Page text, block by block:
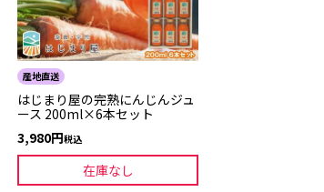
産地直送
はじまり屋の完熟にんじんジュ
ース 200ml×6本セット
3,980
税込
在庫なし